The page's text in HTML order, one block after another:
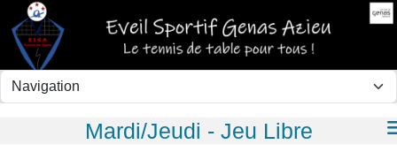
Mardi/Jeudi - Jeu Libre
Panneau de gestion des cookies